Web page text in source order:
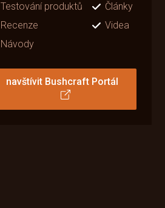
Testování produktů
Články
Recenze
Videa
Návody
navštívit Bushcraft Portál